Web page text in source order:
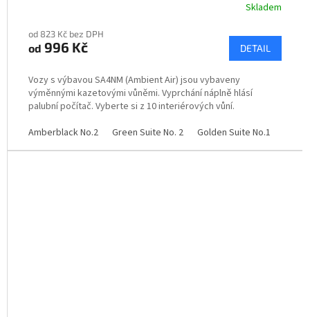
Skladem
od 823 Kč bez DPH
od 996 Kč DETAIL
Vozy s výbavou SA4NM (Ambient Air) jsou vybaveny
výměnnými kazetovými vůněmi. Vyprchání náplně hlásí
palubní počítač. Vyberte si z 10 interiérových vůní.
Amberblack No.2
Green Suite No. 2 Golden Suite No.1